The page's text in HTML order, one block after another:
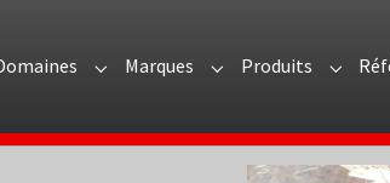
for "Présentation"
Submenu for "Domaines"
Marques Submenu for
Produits
Show larger